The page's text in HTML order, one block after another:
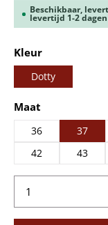
Beschikbaar,
levertijd 1-2 dagen
Selecteer
Kleur
Dotty
Selecteer
Maat
36 37
42
43